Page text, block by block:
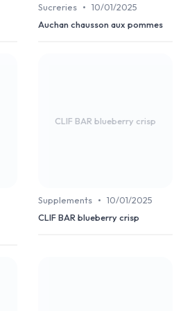
Sucreries • 10/01/2025
Auchan chausson aux pommes
CLIF BAR blueberry crisp
Supplements • 10/01/2025
CLIF BAR blueberry crisp